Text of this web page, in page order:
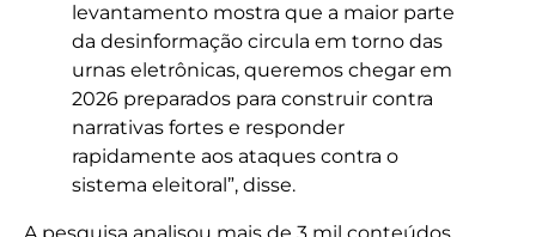
levantamento mostra que a maior parte
da desinformação circula em torno das
urnas eletrônicas, queremos chegar em
2026 preparados para construir contra
narrativas fortes e responder
rapidamente aos ataques contra o
sistema eleitoral”, disse.